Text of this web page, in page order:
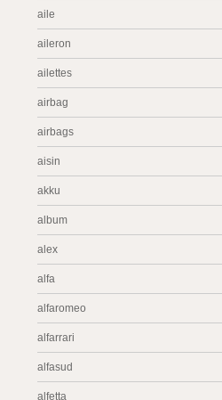
aile
aileron
ailettes
airbag
airbags
aisin
akku
album
alex
alfa
alfaromeo
alfarrari
alfasud
alfetta